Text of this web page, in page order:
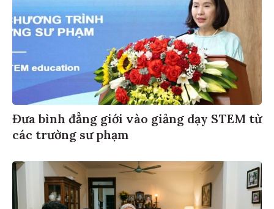
Đưa bình đẳng giới vào giảng dạy STEM từ
các trường sư phạm